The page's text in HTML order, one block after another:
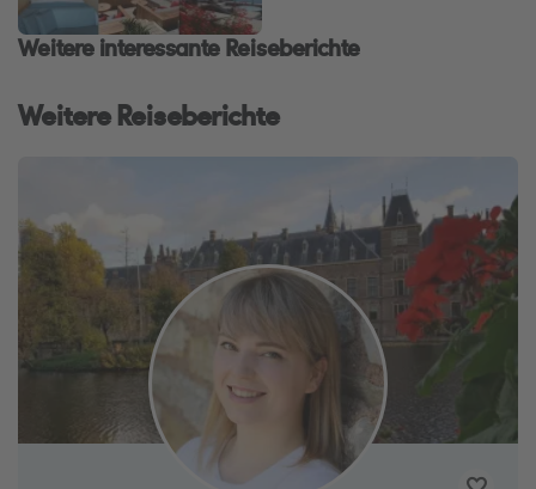
Weitere interessante Reiseberichte
Weitere Reiseberichte